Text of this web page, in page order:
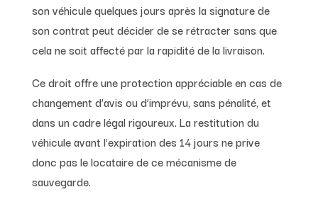
son véhicule quelques jours après la signature de
son contrat peut décider de se rétracter sans que
cela ne soit affecté par la rapidité de la livraison.
Ce droit offre une protection appréciable en cas de
changement d’avis ou d’imprévu, sans pénalité, et
dans un cadre légal rigoureux. La restitution du
véhicule avant l’expiration des 14 jours ne prive
donc pas le locataire de ce mécanisme de
sauvegarde.